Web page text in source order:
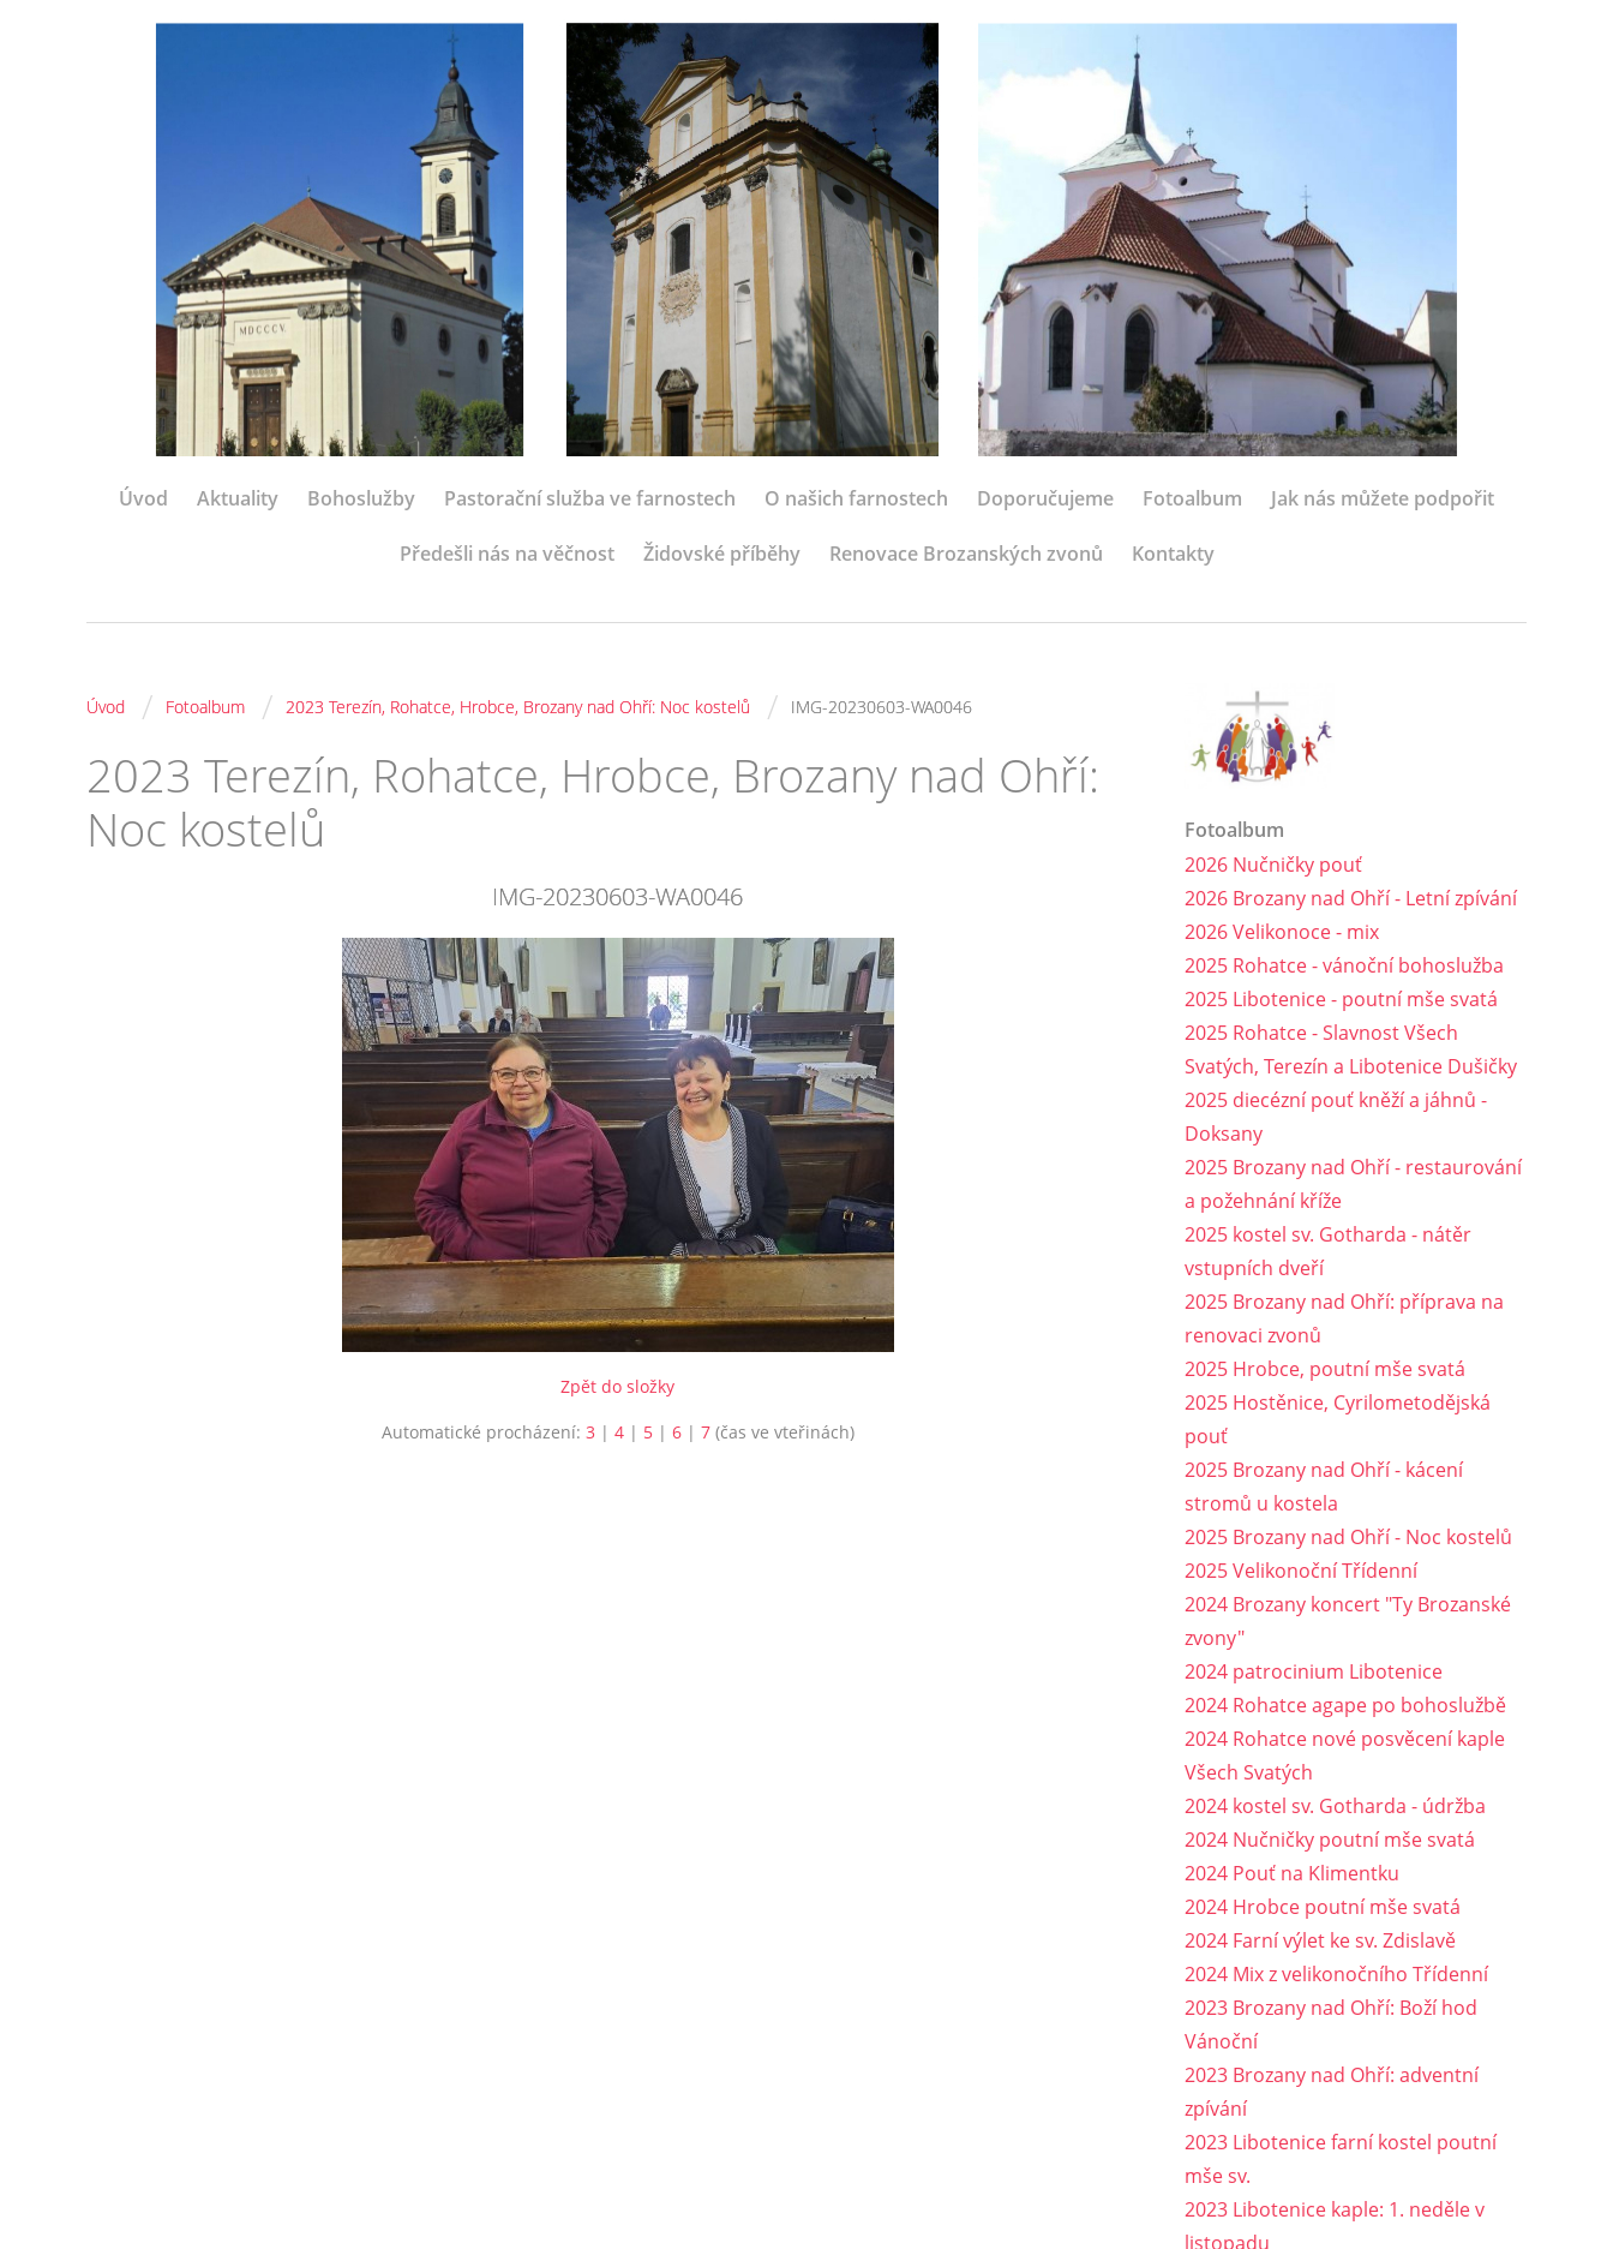
Úvod Aktuality Bohoslužby Pastorační služba ve farnostech O našich farnostech Doporučujeme Fotoalbum Jak nás můžete podpořit
Předešli nás na věčnost Židovské příběhy Renovace Brozanských zvonů Kontakty
Úvod / Fotoalbum / 2023 Terezín, Rohatce, Hrobce, Brozany nad Ohří: Noc kostelů / IMG-20230603-WA0046
2023 Terezín, Rohatce, Hrobce, Brozany nad Ohří:
Noc kostelů
IMG-20230603-WA0046
Zpět do složky
Automatické procházení: 3 | 4| 5| 6| 7(čas ve vteřinách)
Fotoalbum
2026 Nučničky pouť
2026 Brozany nad Ohří - Letní zpívání
2026 Velikonoce - mix
2025 Rohatce - vánoční bohoslužba
2025 Libotenice - poutní mše svatá
2025 Rohatce - Slavnost Všech
Svatých, Terezín a Libotenice Dušičky
2025 diecézní pouť kněží a jáhnů -
Doksany
2025 Brozany nad Ohří - restaurování
a požehnání kříže
2025 kostel sv. Gotharda - nátěr
vstupních dveří
2025 Brozany nad Ohří: příprava na
renovaci zvonů
2025 Hrobce, poutní mše svatá
2025 Hostěnice, Cyrilometodějská
pouť
2025 Brozany nad Ohří - kácení
stromů u kostela
2025 Brozany nad Ohří - Noc kostelů
2025 Velikonoční Třídenní
2024 Brozany koncert "Ty Brozanské
zvony"
2024 patrocinium Libotenice
2024 Rohatce agape po bohoslužbě
2024 Rohatce nové posvěcení kaple
Všech Svatých
2024 kostel sv. Gotharda - údržba
2024 Nučničky poutní mše svatá
2024 Pouť na Klimentku
2024 Hrobce poutní mše svatá
2024 Farní výlet ke sv. Zdislavě
2024 Mix z velikonočního Třídenní
2023 Brozany nad Ohří: Boží hod
Vánoční
2023 Brozany nad Ohří: adventní
zpívání
2023 Libotenice farní kostel poutní
mše sv.
2023 Libotenice kaple: 1. neděle v
listopadu